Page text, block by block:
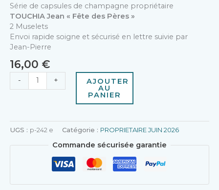
Série de capsules de champagne propriétaire
TOUCHIA Jean « Fête des Pères »
2 Muselets
Envoi rapide soigne et sécurisé en lettre suivie par
Jean-Pierre
16,00 €
- + AJOUTER
AU
PANIER
UGS : p-242 e Catégorie : PROPRIETAIRE JUIN 2026
Commande sécurisée garantie